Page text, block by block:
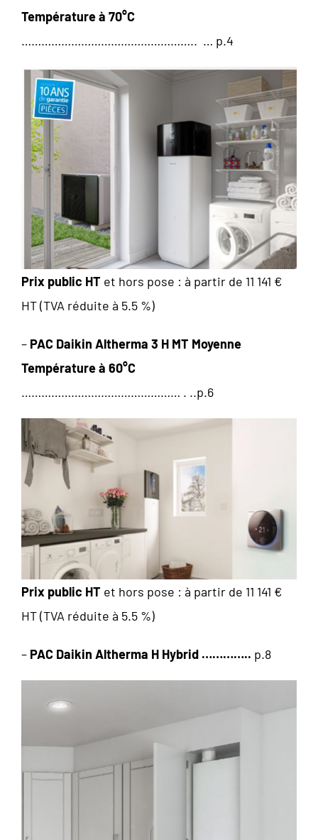
Température à 70°C
…………………………………………….. … p.4
Prix public HT et hors pose : à partir de 11 141 €
HT (TVA réduite à 5.5 %)
– PAC Daikin Altherma 3 H MT Moyenne
Température à 60°C
………………………………………… . ..p.6
Prix public HT et hors pose : à partir de 11 141 €
HT (TVA réduite à 5.5 %)
– PAC Daikin Altherma H Hybrid ………….. p.8